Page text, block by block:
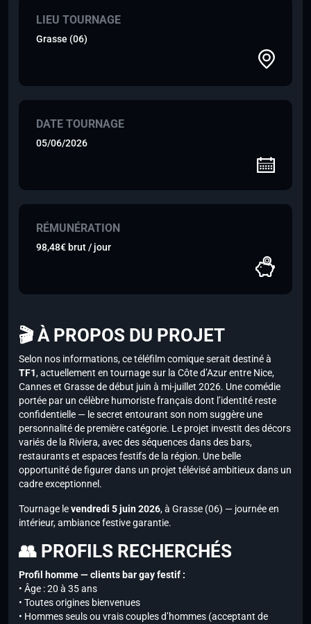
LIEU TOURNAGE
Grasse (06)
DATE TOURNAGE
05/06/2026
RÉMUNÉRATION
98,48€ brut / jour
🎬 À PROPOS DU PROJET
Selon nos informations, ce téléfilm comique serait destiné à
TF1, actuellement en tournage sur la Côte d’Azur entre Nice,
Cannes et Grasse de début juin à mi-juillet 2026. Une comédie
portée par un célèbre humoriste français dont l’identité reste
confidentielle — le secret entourant son nom suggère une
personnalité de première catégorie. Le projet investit des décors
variés de la Riviera, avec des séquences dans des bars,
restaurants et espaces festifs de la région. Une belle
opportunité de figurer dans un projet télévisé ambitieux dans un
cadre exceptionnel.
Tournage levendredi 5 juin 2026, à Grasse (06) — journée en
intérieur, ambiance festive garantie.
👥 PROFILS RECHERCHÉS
Profil homme — clients bar gay festif :
• Âge : 20 à 35 ans
• Toutes origines bienvenues
• Hommes seuls ou vrais couples d’hommes (acceptant de